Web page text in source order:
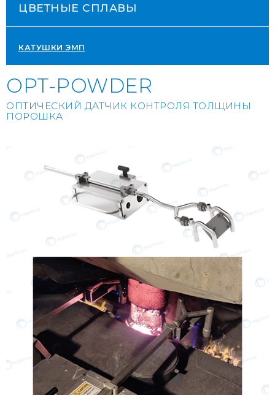
ЦВЕТНЫЕ СПЛАВЫ
КАТУШКИ ЭМП
OPT-POWDER
ОПТИЧЕСКИЙ ДАТЧИК КОНТРОЛЯ ТОЛЩИНЫ
ПОРОШКА